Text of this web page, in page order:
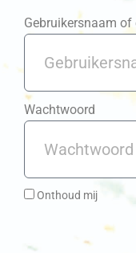
Gebruikersnaam
Wachtwoord
Onthoud mij